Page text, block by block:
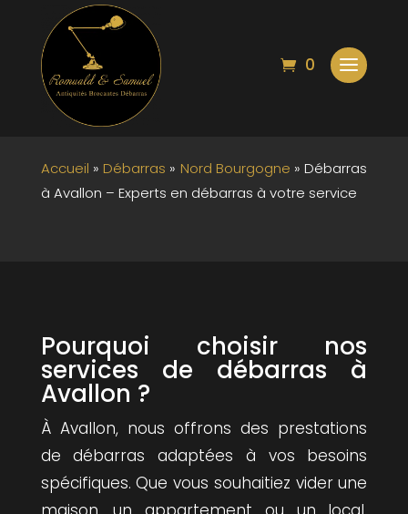
0
Débarras à Avallon –
Experts en débarras à
votre service
Accueil » Débarras » Nord Bourgogne »Débarras
à Avallon – Experts en débarras à votre service
Pourquoi choisir nos
services de débarras à
Avallon ?
À Avallon, nous offrons des prestations
de débarras adaptées à vos besoins
spécifiques. Que vous souhaitiez vider une